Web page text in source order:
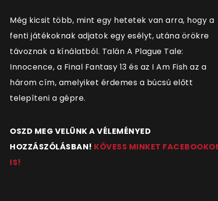
Még kicsit több, mint egy hetetek van arra, hogy a
fenti játékoknak adjatok egy esélyt, utána örökre
távoznak a kínálatból. Talán A Plague Tale:
Innocence, a Final Fantasy 13 és az I Am Fish az a
három cím, amelyiket érdemes a búcsú előtt
telepíteni a gépre.
OSZD MEG VELÜNK A VÉLEMÉNYED
HOZZÁSZÓLÁSBAN! KÖVESS MINKET
IS!